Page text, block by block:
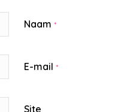
Naam *
E-mail *
Site